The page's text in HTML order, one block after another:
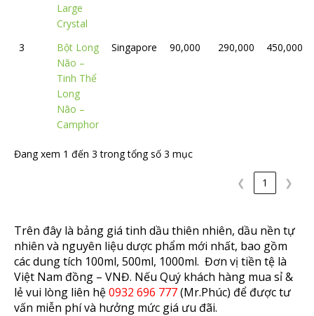
Large
Crystal
3
Bột Long
Não –
Tinh Thể
Long
Não –
Camphor
Singapore 90,000 290,000 450,000
Đang xem 1 đến 3 trong tổng số 3 mục
❮ 1 ❯
Trên đây là bảng giá tinh dầu thiên nhiên, dầu nền tự
nhiên và nguyên liệu dược phẩm mới nhất, bao gồm
các dung tích 100ml, 500ml, 1000ml. Đơn vị tiền tệ là
Việt Nam đồng – VNĐ. Nếu Quý khách hàng mua sỉ &
lẻ vui lòng liên hệ0932 696 777(Mr.Phúc) để được tư
vấn miễn phí và hưởng mức giá ưu đãi.